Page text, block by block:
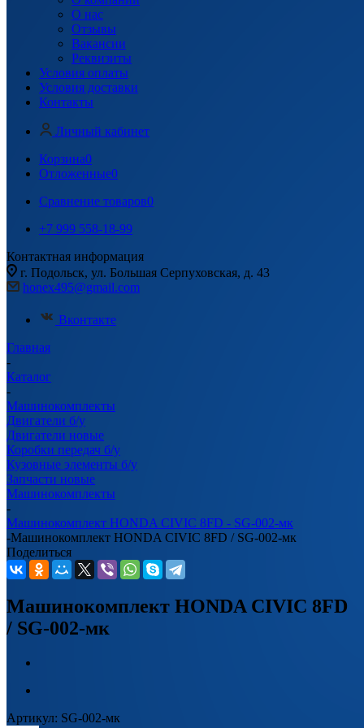
О нас
Отзывы
Вакансии
Реквизиты
Условия оплаты
Условия доставки
Контакты
Личный кабинет
Корзина0
Отложенные0
Сравнение товаров0
+7 999 558-18-99
Контактная информация
г. Подольск, ул. Большая Серпуховская, д. 43
honex495@gmail.com
Вконтакте
Главная
-
Каталог
-
Машинокомплекты
Двигатели б/у
Двигатели новые
Коробки передач б/у
Кузовные элементы б/у
Запчасти новые
Машинокомплекты
-
Машинокомплект HONDA CIVIC 8FD - SG-002-мк
-Машинокомплект HONDA CIVIC 8FD / SG-002-мк
Поделиться
Машинокомплект HONDA CIVIC 8FD
/ SG-002-мк
Артикул: SG-002-мк